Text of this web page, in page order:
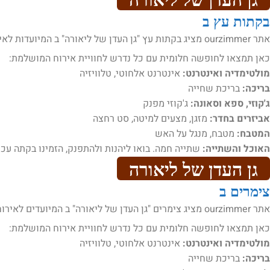
בקתות עץ ב
אתר ourzimmer מציג בקתות עץ "גן העדן של ליאורה" ב המיועדות לאירוח .
כאן תמצאו לחופשה חלומית עם כל נדרש לחוויית אירוח המושלמת:
מולטימדיה ואינטרנט: אינטרנט אלחוטי, טלוויזיה
בריכה: בריכת שחייה
ג'קוזי, ספא וסאונה: ג'קוזי מפנק
אביזרים בחדר: מזגן, מצעים למיטה, סט רחצה
המטבח: מטבח, מנגל על האש
האוכל והשתייה: שתייה חמה. בואו ליהנות ולהתפנק, הזמינו בקתה
גן העדן של ליאורה
צימרים ב
אתר ourzimmer מציג צימרים "גן העדן של ליאורה" ב המיועדים לאירוח .
כאן תמצאו לחופשה חלומית עם כל נדרש לחוויית אירוח המושלמת:
מולטימדיה ואינטרנט: אינטרנט אלחוטי, טלוויזיה
בריכה: בריכת שחייה